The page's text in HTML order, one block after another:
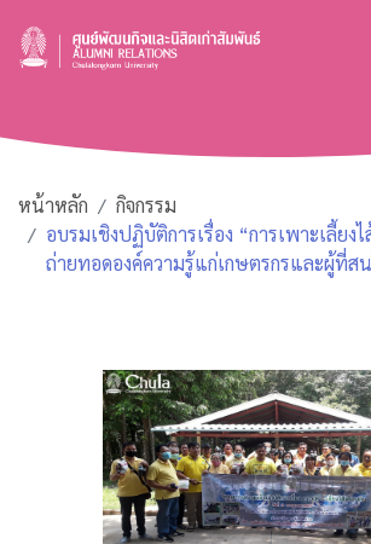
หน้าหลัก
กิจกรรม
อบรมเชิงปฏิบัติการเรื่อง “การเพาะเลี้ยง
ถ่ายทอดองค์ความรู้แก่เกษตรกรและผู้ที่ส